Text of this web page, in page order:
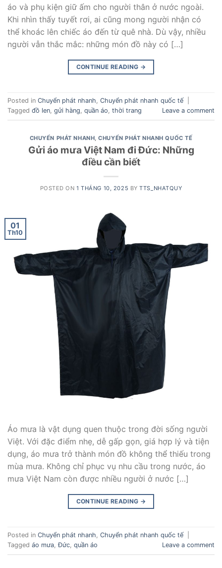
áo và phụ kiện giữ ấm cho người thân ở nước ngoài.
Khi nhìn thấy tuyết rơi, ai cũng mong người nhận có
thể khoác lên chiếc áo đến từ quê nhà. Dù vậy, nhiều
người vẫn thắc mắc: những món đồ này có […]
CONTINUE READING →
Posted in Chuyển phát nhanh, Chuyển phát nhanh quốc tế
Tagged đồ len, gửi hàng, quần áo, thời trang Leave a comment
CHUYỂN PHÁT NHANH,CHUYỂN PHÁT NHANH QUỐC TẾ
Gửi áo mưa Việt Nam đi Đức: Những
điều cần biết
POSTED ON1 THÁNG 10, 2025 BYTTS_NHATQUY
01
Th10
Áo mưa là vật dụng quen thuộc trong đời sống người
Việt. Với đặc điểm nhẹ, dễ gấp gọn, giá hợp lý và tiện
dụng, áo mưa trở thành món đồ không thể thiếu trong
mùa mưa. Không chỉ phục vụ nhu cầu trong nước, áo
mưa Việt Nam còn được nhiều người ở nước […]
CONTINUE READING →
Posted in Chuyển phát nhanh Chuyển phát nhanh quốc tế
Tagged áo mưa ,Đức quần áo Leave a comment